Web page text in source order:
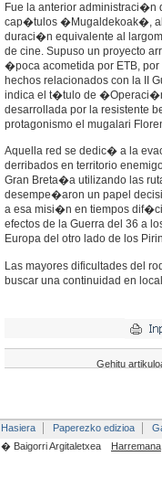
Fue la anterior administraci�n
cap�tulos �Mugaldekoak�, al
duraci�n equivalente al
de cine. Supuso un proyecto
�poca acometida por ETB,
hechos relacionados con la II
indica el t�tulo de
desarrollada por la resistente
protagonismo el mugalari
Aquella red se dedic� a la
derribados en territorio
Gran Breta�a utilizando las
desempe�aron un papel
a esa misi�n en tiempos
efectos de la Guerra del 36 a
Europa del otro lado de los
Las mayores dificultades del
buscar una continuidad en
Gehitu
Hasiera Paperezko edizioa
� Baigorri Argitaletxea
Harremana